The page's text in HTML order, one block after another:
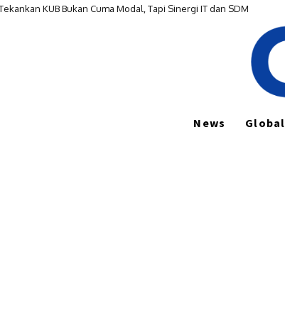
KUB Bukan Cuma Modal, Tapi Sinergi IT dan SDM
News Global